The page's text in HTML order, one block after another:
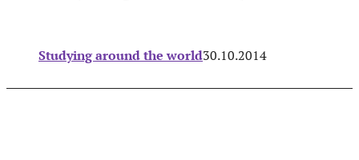
Studying around the world30.10.2014